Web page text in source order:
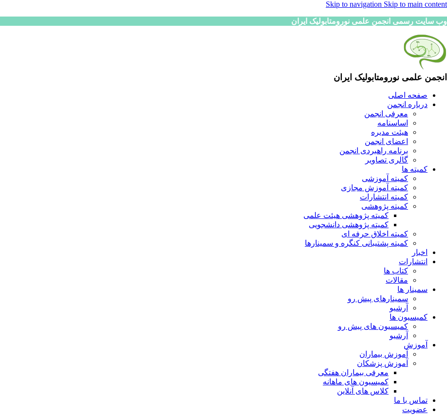
Skip to navigation Skip to main content
وب سایت رسمی انجمن علمی نورومتابولیک ایران
انجمن علمی نورومتابولیک ایران
صفحه اصلی
درباره انجمن
معرفی انجمن
اساسنامه
هیئت مدیره
اعضای انجمن
برنامه راهبردی انجمن
گالری تصاویر
کمیته ها
کمیته آموزشی
کمیته آموزش مجازی
کمیته انتشارات
کمیته پژوهشی
کمیته پژوهشی هیئت علمی
کمیته پژوهشی دانشجویی
کمیته اخلاق حرفه ای
کمیته پشتیبانی کنگره و سمینارها
اخبار
انتشارات
کتاب ها
مقالات
سمینار ها
سمینارهای پیش رو
آرشیو
کمیسیون ها
کمیسیون های پیش رو
آرشیو
آموزش
آموزش بیماران
آموزش پزشکان
معرفی بیماران هفتگی
کمیسیون های ماهانه
کلاس های آنلاین
تماس با ما
عضویت